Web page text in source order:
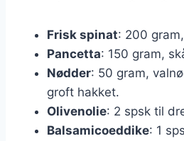
Frisk spinat: 200
Pancetta: 150 gram,
Nødder: 50 gram,
groft hakket.
Olivenolie: 2 spsk til
Balsamicoeddike: 1